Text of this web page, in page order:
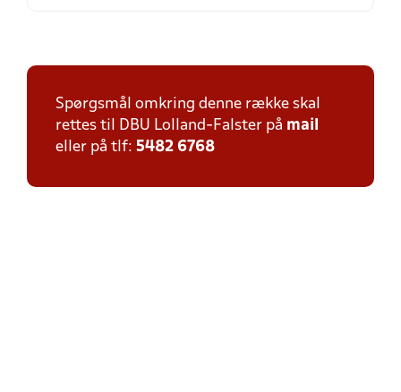
Spørgsmål omkring denne række skal
rettes til DBU Lolland-Falster på mail
eller på tlf: 5482 6768